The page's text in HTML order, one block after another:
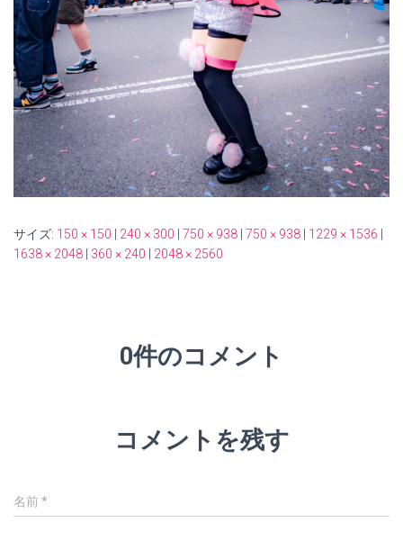
サイズ: 150 × 150 | 240 × 300 | 750 × 938 | 750 × 938 | 1229 × 1536 |
1638 × 2048 | 360 × 240 | 2048 × 2560
0件のコメント
コメントを残す
名前*